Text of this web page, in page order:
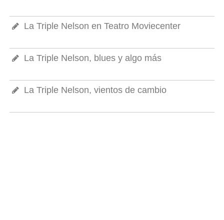
La Triple Nelson en Teatro Moviecenter
La Triple Nelson, blues y algo más
La Triple Nelson, vientos de cambio